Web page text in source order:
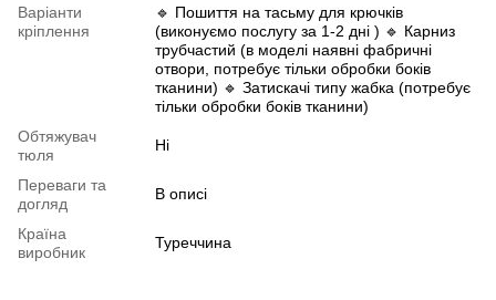
Варіанти
кріплення
🔹 Пошиття на тасьму для крючків
(виконуємо послугу за 1-2 дні ) 🔹 Карниз
трубчастий (в моделі наявні фабричні
отвори, потребує тільки обробки боків
тканини) 🔹 Затискачі типу жабка (потребує
тільки обробки боків тканини)
Обтяжувач
тюля
Ні
Переваги та
догляд
В описі
Країна
виробник
Туреччина